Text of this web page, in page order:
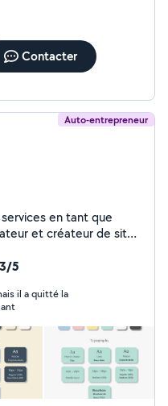
Contacter
Auto-entrepreneur
et créateur de sites
:
visuelle, supports de
web responsives,
vectorielles,
web :
et optimisés.
: Idées innovantes pour
à différents styles
des délais et
5
il a quitté la